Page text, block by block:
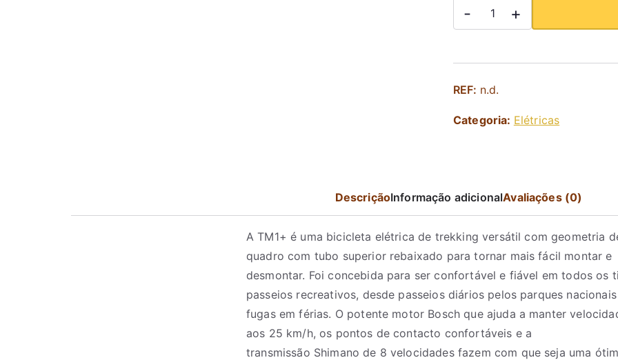
-
TM1+
+
REF: n.d.
Categoria: Elétricas
DescriçãoInformação adicionalAvaliações (0)
ATM1+ é uma bicicleta elétrica de trekking versátil com geometria
quadro com tubo superior rebaixado para tornar mais fácil montar e
desmontar. Foi concebida para ser confortável e fiável em todos os
passeios recreativos, desde passeios diários pelos parques
fugas em férias. O potente motor Bosch que ajuda a manter
aos 25 km/h, os pontos de contacto confortáveis e a
transmissão Shimano de 8 velocidades fazem com que seja uma